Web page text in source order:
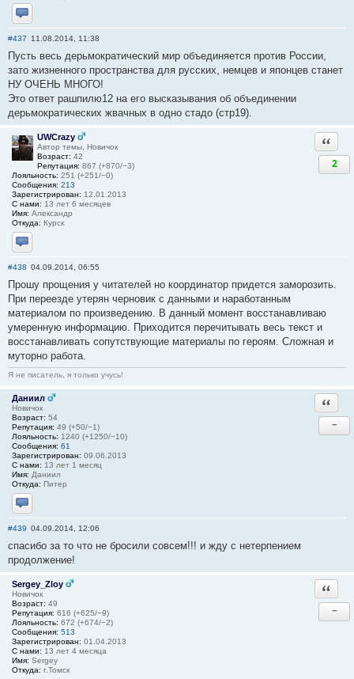
Отправить личное сообщение
#437 11.08.2014, 11:38
Пусть весь дерьмократический мир объединяется против России,
зато жизненного пространства для русских, немцев и японцев станет
НУ ОЧЕНЬ МНОГО!
Это ответ рашпилю12 на его высказывания об объединении
дерьмократических жвачных в одно стадо (стр19).
UWCrazy
Автор темы, Новичок
Возраст: 42
Репутация: 867 (+870/−3)
Лояльность: 251 (+251/−0)
Сообщения: 213
Зарегистрирован: 12.01.2013
С нами: 13 лет 6 месяцев
Имя: Александр
Откуда: Курск
Отправить личное сообщение
2
#438 04.09.2014, 06:55
Прошу прощения у читателей но координатор придется заморозить.
При переезде утерян черновик с данными и наработанным
материалом по произведению. В данный момент восстанавливаю
умеренную информацию. Приходится перечитывать весь текст и
восстанавливать сопутствующие материалы по героям. Сложная и
муторно работа.
Я не писатель, я только учусь!
Даниил
Новичок
Возраст: 54
Репутация: 49 (+50/−1)
Лояльность: 1240 (+1250/−10)
Сообщения: 61
Зарегистрирован: 09.06.2013
С нами: 13 лет 1 месяц
Имя: Даниил
Откуда: Питер
Отправить личное сообщение
−
#439 04.09.2014, 12:06
спасибо за то что не бросили совсем!!! и жду с нетерпением
продолжение!
Sergey_Zloy
Новичок
Возраст: 49
Репутация: 616 (+625/−9)
Лояльность: 672 (+674/−2)
Сообщения: 513
Зарегистрирован: 01.04.2013
С нами: 13 лет 4 месяца
Имя: Sergey
Откуда: г.Томск
−